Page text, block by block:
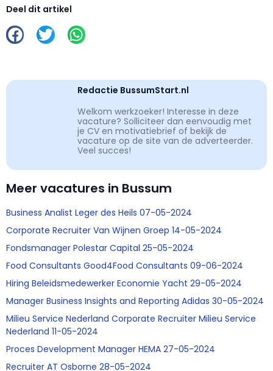
Deel dit artikel
Redactie BussumStart.nl
Welkom werkzoeker! Interesse in deze
vacature? Solliciteer dan eenvoudig met
je CV en motivatiebrief of bekijk de
vacature op de site van de adverteerder.
Veel succes!
Meer vacatures in Bussum
Business Analist Leger des Heils 07-05-2024
Corporate Recruiter Van Wijnen Groep 14-05-2024
Fondsmanager Polestar Capital 25-05-2024
Food Consultants Good4Food Consultants 09-06-2024
Hiring Beleidsmedewerker Economie Yacht 29-05-2024
Manager Business Insights and Reporting Adidas 30-05-2024
Milieu Service Nederland Corporate Recruiter Milieu Service
Nederland 11-05-2024
Proces Development Manager HEMA 27-05-2024
Recruiter AT Osborne 28-05-2024